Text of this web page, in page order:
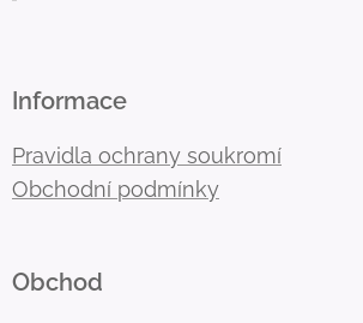
Informace
Pravidla ochrany soukromí
Obchodní podmínky
Obchod